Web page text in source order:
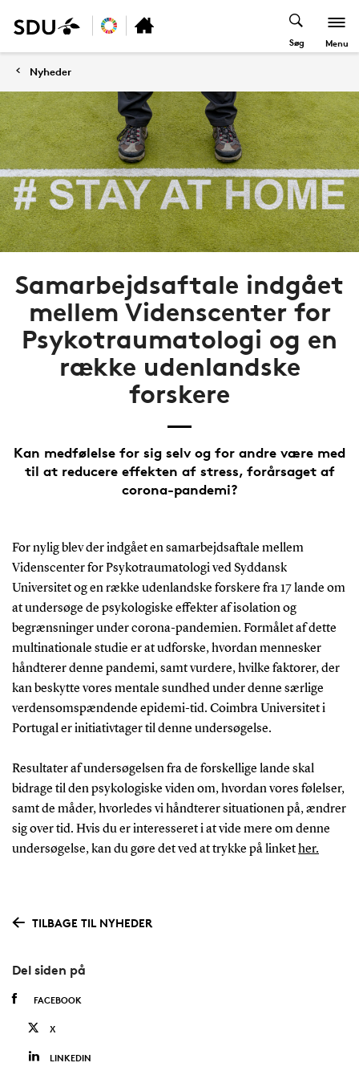
Søg Menu
Nyheder
Samarbejdsaftale indgået
mellem Videnscenter for
Psykotraumatologi og en
række udenlandske
forskere
Kan medfølelse for sig selv og for andre være med
til at reducere effekten af stress, forårsaget af
corona-pandemi?
For nylig blev der indgået en samarbejdsaftale mellem
Videnscenter for Psykotraumatologi ved Syddansk
Universitet og en række udenlandske forskere fra 17 lande om
at undersøge de psykologiske effekter af isolation og
begrænsninger under corona-pandemien. Formålet af dette
multinationale studie er at udforske, hvordan mennesker
håndterer denne pandemi, samt vurdere, hvilke faktorer, der
kan beskytte vores mentale sundhed under denne særlige
verdensomspændende epidemi-tid. Coimbra Universitet i
Portugal er initiativtager til denne undersøgelse.
Resultater af undersøgelsen fra de forskellige lande skal
bidrage til den psykologiske viden om, hvordan vores følelser,
samt de måder, hvorledes vi håndterer situationen på, ændrer
sig over tid. Hvis du er interesseret i at vide mere om denne
undersøgelse, kan du gøre det ved at trykke på linkether.
TILBAGE TIL NYHEDER
Del siden på
FACEBOOK
X
LINKEDIN